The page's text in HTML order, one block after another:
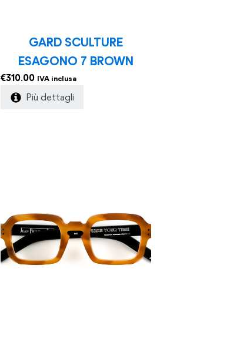
GARD SCULTURE
ESAGONO 7 BROWN
€310.00 IVA inclusa
Più dettagli